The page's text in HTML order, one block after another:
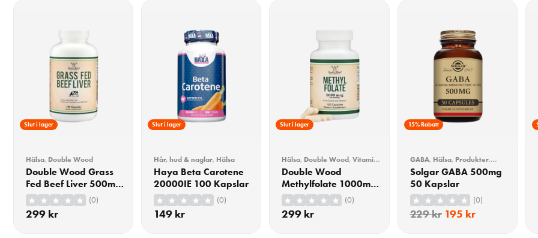
Slut i lager
Hälsa, Double Wood
Double Wood Grass
Fed Beef Liver 500mg
180 Kapslar
(0)
299 kr
Slut i lager
Hår, hud & naglar, Hälsa
Haya Beta Carotene
20000IE 100 Kapslar
(0)
149 kr
Slut i lager
Hälsa, Double Wood,Vitamin
B, Vitaminer, Vitaminer &
Mineraler
Double Wood
Methylfolate 1000mcg
120 Kapslar
(0)
299 kr
15% Rabatt
GABA, Hälsa, Produkter,
Solgar
Stress & sömn
Solgar GABA 500mg
50 Kapslar
(0)
229kr 195 kr